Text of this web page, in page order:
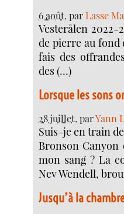
6 août, parLasse
Vesterålen
de pierre au fond
fais des
des (…)
Lorsque les sons
28 juillet, parYann
Suis-je en train
Bronson
mon sang ? La
Nev Wendell,
Jusqu’à la